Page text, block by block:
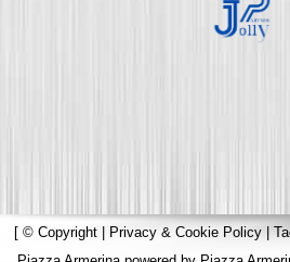
[ © Copyright | Privacy & Cookie Policy |